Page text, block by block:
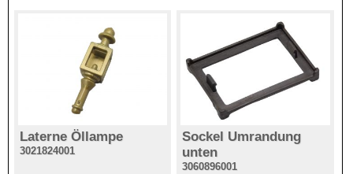
Laterne Öllampe
3021824001
Sockel Umrandung
unten
3060896001